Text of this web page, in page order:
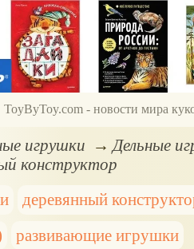
ToyByToy.com - новости мира
игрушки
Дельные
конструктор
деревянный
развивающие игрушки